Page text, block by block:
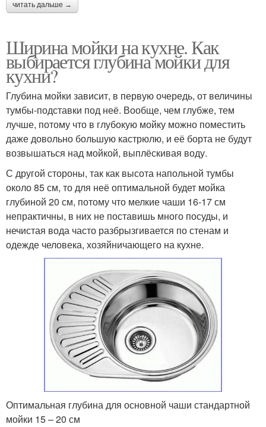
читать дальше →
Ширина мойки на кухне. Как
выбирается глубина мойки для
кухни?
Глубина мойки зависит, в первую очередь, от величины
тумбы-подставки под неё. Вообще, чем глубже, тем
лучше, потому что в глубокую мойку можно поместить
даже довольно большую кастрюлю, и её борта не будут
возвышаться над мойкой, выплёскивая воду.
С другой стороны, так как высота напольной тумбы
около 85 см, то для неё оптимальной будет мойка
глубиной 20 см, потому что мелкие чаши 16-17 см
непрактичны, в них не поставишь много посуды, и
нечистая вода часто разбрызгивается по стенам и
одежде человека, хозяйничающего на кухне.
Оптимальная глубина для основной чаши стандартной
мойки 15 – 20 см